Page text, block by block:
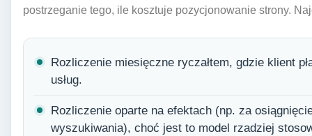
postrzeganie tego, ile kosztuje pozycjonowanie strony.
Rozliczenie miesięczne ryczałtem, gdzie klient
usług.
Rozliczenie oparte na efektach (np. za
wyszukiwania), choć jest to model rzadziej